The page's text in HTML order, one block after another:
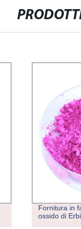
Fornitura in
ossido di